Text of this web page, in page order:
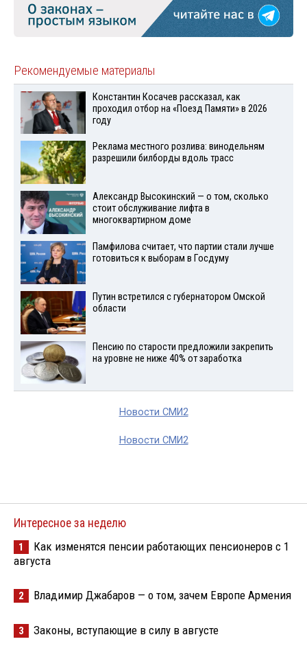
Рекомендуемые материалы
Константин Косачев рассказал, как
проходил отбор на «Поезд Памяти» в 2026
году
Реклама местного розлива: винодельням
разрешили билборды вдоль трасс
Александр Высокинский — о том, сколько
стоит обслуживание лифта в
многоквартирном доме
Памфилова считает, что партии стали лучше
готовиться к выборам в Госдуму
Путин встретился с губернатором Омской
области
Пенсию по старости предложили закрепить
на уровне не ниже 40% от заработка
Новости СМИ2
Новости СМИ2
Интересное за неделю
1
Как изменятся пенсии работающих пенсионеров с 1
августа
2 Владимир Джабаров — о том, зачем Европе Армения
3 Законы, вступающие в силу в августе